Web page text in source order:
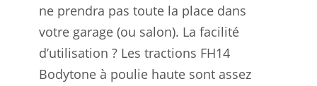
ne prendra pas toute la place dans
votre garage (ou salon). La facilité
d’utilisation ? Les tractions FH14
Bodytone à poulie haute sont assez